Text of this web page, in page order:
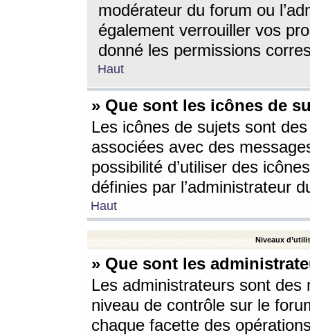
modérateur du forum ou
également verrouiller vos
donné les permissions
Haut
» Que sont les icônes de
Les icônes de sujets sont
associées avec des
possibilité d’utiliser des
définies par l’administrateur
Haut
Niveaux
» Que sont les
Les administrateurs sont
niveau de contrôle sur le
chaque facette des